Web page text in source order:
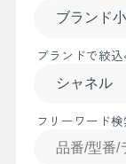
ブランドで絞込
フリーワード検